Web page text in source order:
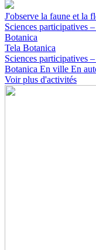
J'observe la faune et la
Sciences participatives
Botanica
Tela Botanica
Sciences participatives
Botanica En ville En
Voir plus d'activités